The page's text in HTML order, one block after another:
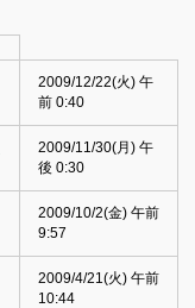
2009/12/22(火) 午
前 0:40
2009/11/30(月) 午
後 0:30
2009/10/2(金) 午前
9:57
2009/4/21(火) 午前
10:44